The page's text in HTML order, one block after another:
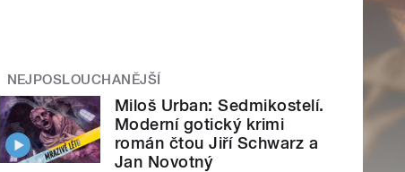
NEJPOSLOUCHANĚJŠÍ
Miloš Urban: Sedmikostelí.
Moderní gotický krimi
román čtou Jiří Schwarz a
Jan Novotný